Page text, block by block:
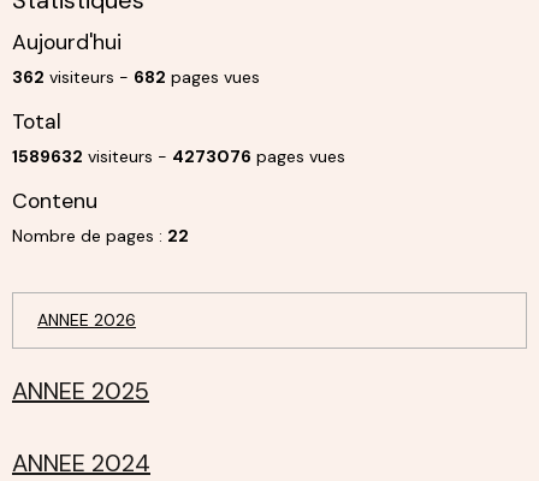
Aujourd'hui
362 visiteurs - 682 pages vues
Total
1589632 visiteurs - 4273076 pages vues
Contenu
Nombre de pages : 22
ANNEE 2026
ANNEE 2025
ANNEE 2024